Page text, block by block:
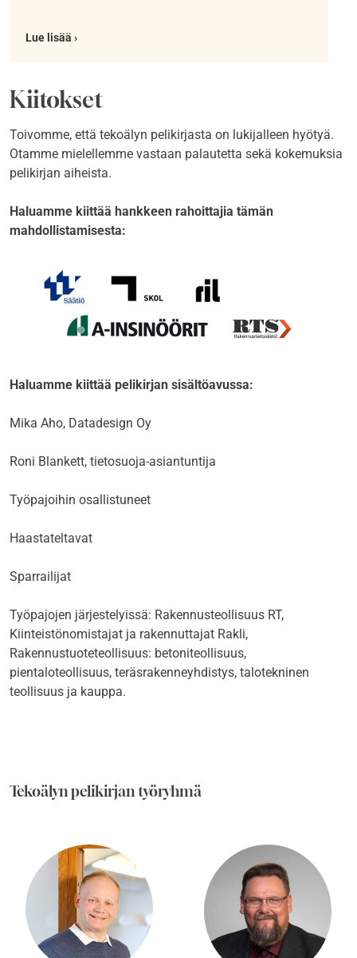
Lue lisää ›
Kiitokset
Toivomme, että tekoälyn pelikirjasta on lukijalleen hyötyä.
Otamme mielellemme vastaan palautetta sekä kokemuksia
pelikirjan aiheista.
Haluamme kiittää hankkeen rahoittajia tämän
mahdollistamisesta:
Haluamme kiittää pelikirjan sisältöavussa:
Mika Aho, Datadesign Oy
Roni Blankett, tietosuoja-asiantuntija
Työpajoihin osallistuneet
Haastateltavat
Sparrailijat
Työpajojen järjestelyissä: Rakennusteollisuus RT,
Kiinteistönomistajat ja rakennuttajat Rakli,
Rakennustuoteteollisuus: betoniteollisuus,
pientaloteollisuus, teräsrakenneyhdistys, talotekninen
teollisuus ja kauppa.
Tekoälyn pelikirjan työryhmä